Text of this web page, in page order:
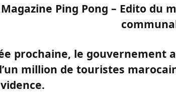
Magazine Ping Pong – Edito du
prochaine, le gouvernement
million de touristes